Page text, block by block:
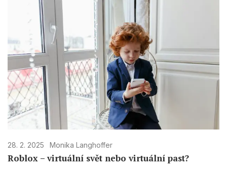
28. 2. 2025 Monika Langhoffer
Roblox – virtuální svět nebo virtuální past?